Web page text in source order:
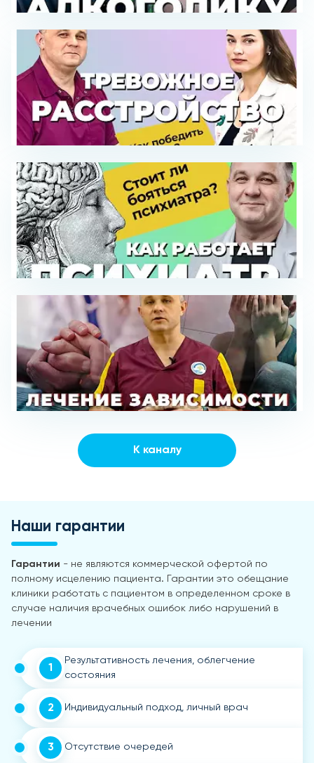
К каналу
Наши гарантии
Гарантии - не являются коммерческой офертой по
полному исцелению пациента. Гарантии это обещание
клиники работать с пациентом в определенном сроке в
случае наличия врачебных ошибок либо нарушений в
лечении
1
Результативность лечения, облегчение
состояния
2 Индивидуальный подход, личный врач
3 Отсутствие очередей